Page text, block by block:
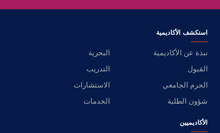
استكشف الأكاديمية
نبذة عن الأكاديمية
البحرية
القبول
التدريب
الحرم الجامعي
الاستشارات
شؤون الطلبة
الخدمات
الأكاديميين